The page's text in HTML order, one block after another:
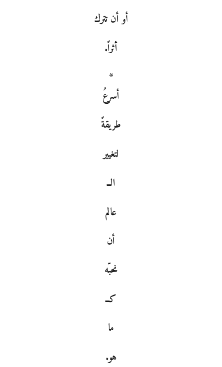
أو أن تترك
أثراً.
*
أسرعُ
طريقةً
لتغيير
الــ
عالم
أن
نحبّه
كــ
ما
هو.